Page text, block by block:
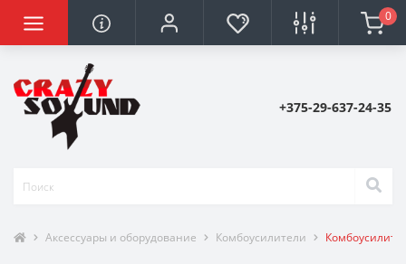
0
+375-29-637-24-35
Аксессуары и оборудование Комбоусилители